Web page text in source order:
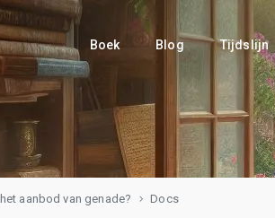
Boek Blog Tijdslijn
aanbod van genade? Docs